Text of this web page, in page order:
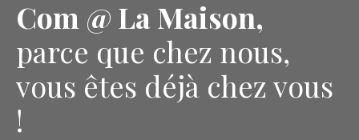
Com @ La Maison,
parce que chez nous,
vous êtes déjà chez vous
!